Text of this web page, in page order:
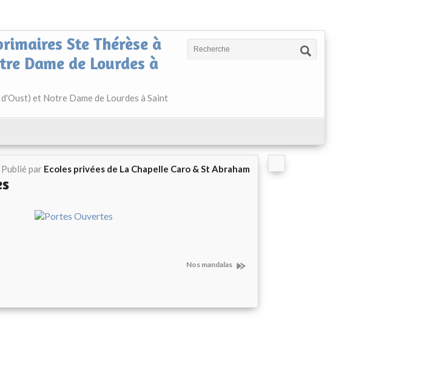
Ste Thérèse à
Dame de Lourdes à
et Notre Dame de Lourdes à Saint
Publié par Ecoles privées de La Chapelle Caro & St Abraham
Nos mandalas